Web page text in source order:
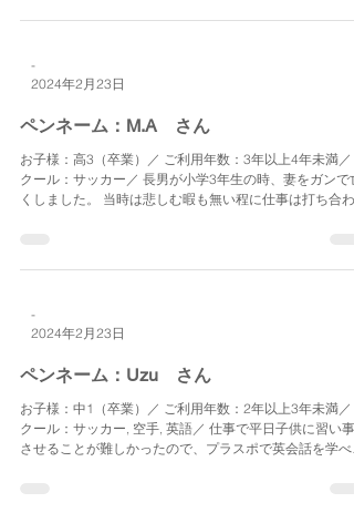
-
2024年2月23日
ペンネーム：M.A さん
お子様：高3（卒業）／ ご利用年数：3年以上4年未満／
クール：サッカー／ 長男が小学3年生の時、妻をガンで亡
くしました。 当時は悲しむ暇も無い程に仕事は打ち合わ
-
2024年2月23日
ペンネーム：Uzu さん
お子様：中1（卒業）／ ご利用年数：2年以上3年未満／
クール：サッカー, 空手, 英語／ 仕事で平日子供に習い事
させることが難しかったので、プラスポで英会話を学べ